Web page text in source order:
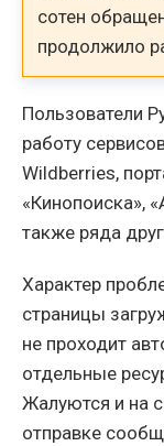
сотен
продолжило
Пользователи
работу
Wildberries,
«Кинопоиска»,
также ряда
Характер
страницы
не проходит
отдельные
Жалуются и на
отправке